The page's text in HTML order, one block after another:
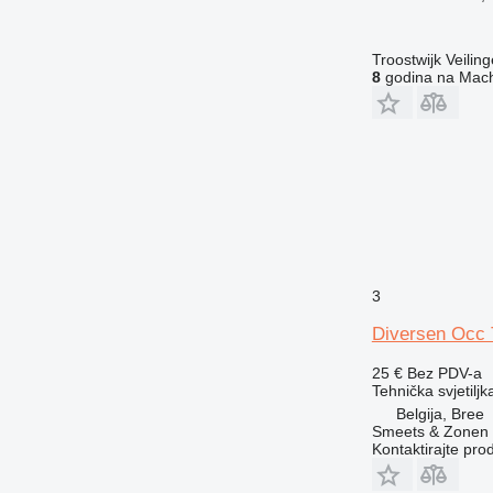
Troostwijk
8godina na
3
Diversen Occ
25 € Bez PDV-a
Tehnička
Belgija, Bree
Smeets & Zonen
Kontaktirajte